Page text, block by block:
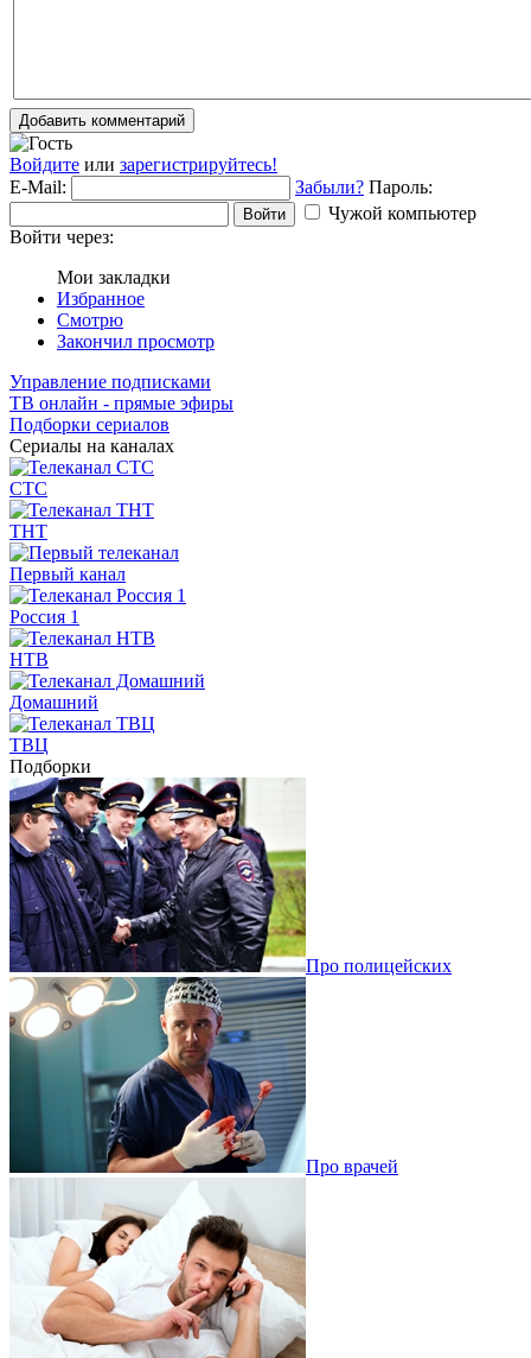
Добавить комментарий
Войдите или зарегистрируйтесь!
E-Mail:
Забыли? Пароль:
Войти
Чужой компьютер
Войти через:
Мои закладки
Избранное
Смотрю
Закончил просмотр
Управление подписками
ТВ онлайн - прямые эфиры
Подборки сериалов
Сериалы на каналах
СТС
ТНТ
Первый канал
Россия 1
НТВ
Домашний
ТВЦ
Подборки
Про полицейских
Про врачей